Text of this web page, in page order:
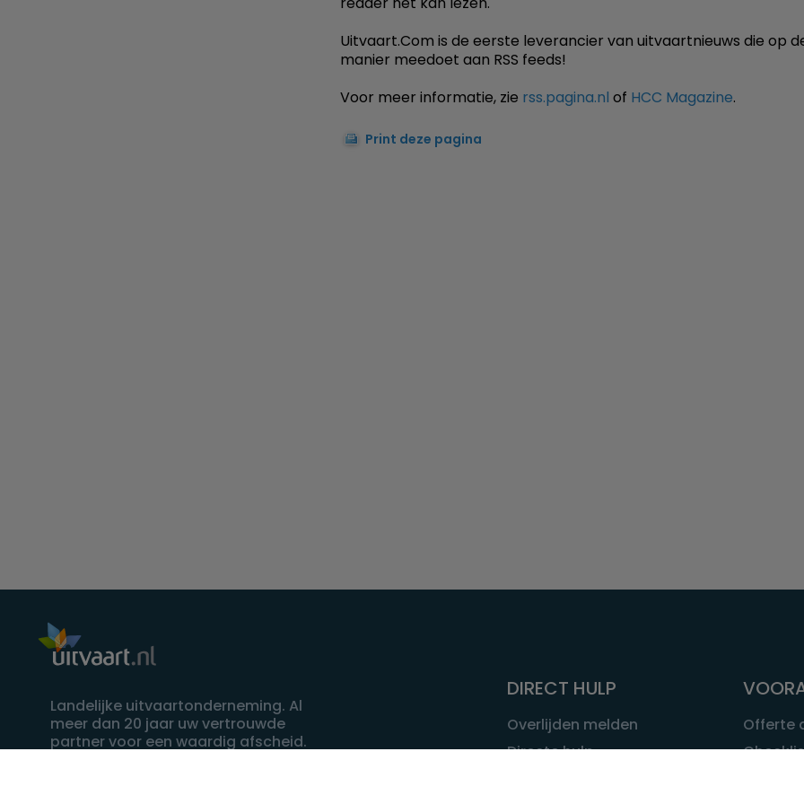
Uitvaart.Com is de eerste leverancier van uitvaartnieuws die op
manier meedoet aan RSS feeds!
Voor meer informatie, zie rss.pagina.nl of HCC Magazine.
Print deze pagina
Landelijke uitvaartonderneming. Al
meer dan 20 jaar uw vertrouwde
partner voor een waardig afscheid.
DIRECT HULP
Overlijden melden
Directe hulp
Offerte